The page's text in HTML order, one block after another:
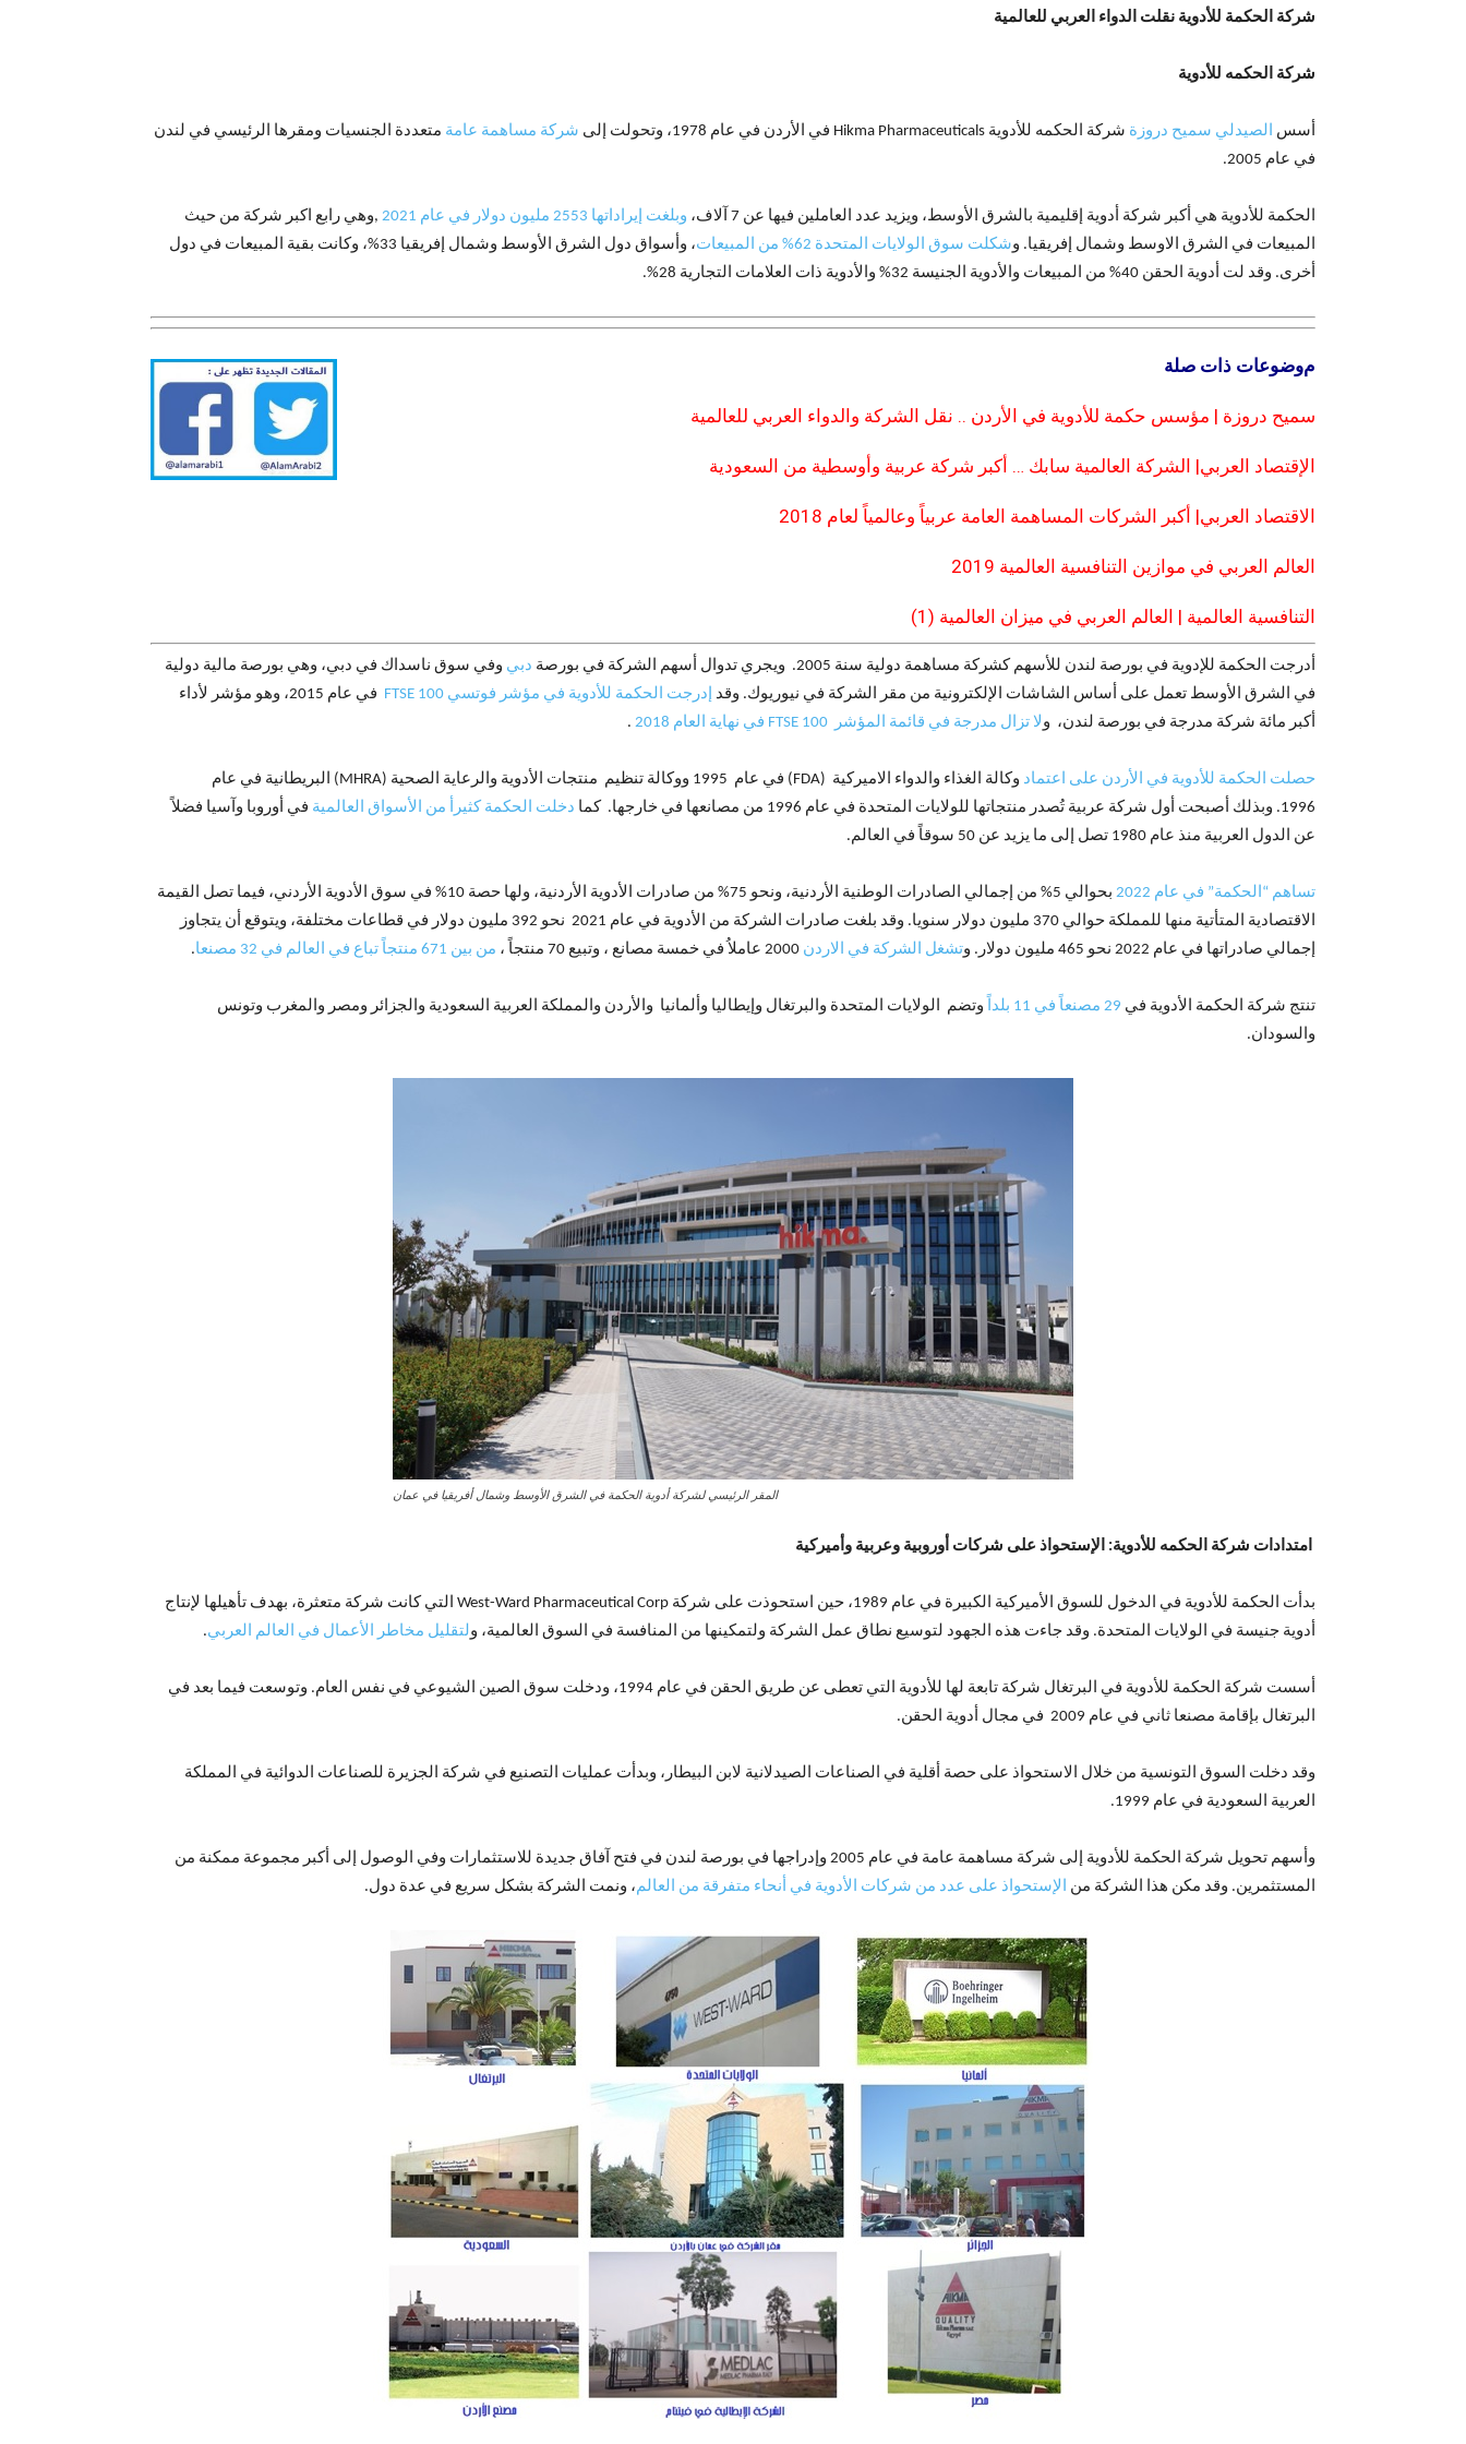
شركة الحكمة للأدوية نقلت الدواء العربي للعالمية
شركة الحكمه للأدوية
أسس الصيدلي سميح دروزة شركة الحكمه للأدوية Hikma Pharmaceuticals في الأردن في عام 1978، وتحولت إلى شركة مساهمة عامة متعددة الجنسيات ومقرها الرئيسي في لندن
في عام 2005.
الحكمة للأدوية هي أكبر شركة أدوية إقليمية بالشرق الأوسط، ويزيد عدد العاملين فيها عن 7 آلاف، وبلغت إيراداتها 2553 مليون دولار في عام 2021
,وهي رابع اكبر شركة من حيث
المبيعات في الشرق الاوسط وشمال إفريقيا. وشكلت سوق الولايات المتحدة 62% من المبيعات
، وأسواق دول الشرق الأوسط وشمال إفريقيا 33%، وكانت بقية المبيعات في دول
أخرى. وقد لت أدوية الحقن 40% من المبيعات والأدوية الجنيسة 32% والأدوية ذات العلامات التجارية 28%.
موضوعات ذات صلة
سميح دروزة | مؤسس حكمة للأدوية في الأردن .. نقل الشركة والدواء العربي للعالمية
الإقتصاد العربي| الشركة العالمية سابك … أكبر شركة عربية وأوسطية من السعودية
الاقتصاد العربي| أكبر الشركات المساهمة العامة عربياً وعالمياً لعام 2018
العالم العربي في موازين التنافسية العالمية 2019
التنافسية العالمية | العالم العربي في ميزان العالمية (1)
أدرجت الحكمة للإدوية في بورصة لندن للأسهم كشركة مساهمة دولية سنة 2005. ويجري تدوال أسهم الشركة في بورصة دبي وفي سوق ناسداك في دبي، وهي بورصة مالية دولية
في الشرق الأوسط تعمل على أساس الشاشات الإلكترونية من مقر الشركة في نيوريوك. وقد إدرجت الحكمة للأدوية في مؤشر فوتسي 100 FTSE
في عام 2015، وهو مؤشر لأداء
أكبر مائة شركة مدرجة في بورصة لندن، و لا تزال مدرجة في قائمة المؤشر 100 FTSE في نهاية العام 2018 .
حصلت الحكمة للأدوية في الأردن على اعتماد
وكالة الغذاء والدواء الاميركية (FDA) في عام 1995 ووكالة تنظيم منتجات الأدوية والرعاية الصحية (MHRA) البريطانية في عام
1996. وبذلك أصبحت أول شركة عربية تُصدر منتجاتها للولايات المتحدة في عام 1996 من مصانعها في خارجها. كما
دخلت الحكمة كثيرأ من الأسواق العالمية في أوروبا وآسيا فضلاً
عن الدول العربية منذ عام 1980 تصل إلى ما يزيد عن 50 سوقاً في العالم.
تساهم “الحكمة” في عام 2022
بحوالي 5% من إجمالي الصادرات الوطنية الأردنية، ونحو 75% من صادرات الأدوية الأردنية، ولها حصة 10% في سوق الأدوية الأردني، فيما تصل القيمة
الاقتصادية المتأتية منها للمملكة حوالي 370 مليون دولار سنويا. وقد بلغت صادرات الشركة من الأدوية في عام 2021 نحو 392 مليون دولار في قطاعات مختلفة، ويتوقع أن يتجاوز
إجمالي صادراتها في عام 2022 نحو 465 مليون دولار. و
تشغل الشركة في الاردن من بين 671 منتجاً تباع في العالم في 32 مصنعا .
تنتج شركة الحكمة الأدوية في
وتضم الولايات المتحدة والبرتغال وإيطاليا وألمانيا والأردن والمملكة العربية السعودية والجزائر ومصر والمغرب وتونس
والسودان.
المقر الرئيسي لشركة أدوية الحكمة في الشرق الأوسط وشمال أفريقيا في عمان
امتدادات شركة الحكمه للأدوية: الإستحواذ على شركات أوروبية وعربية وأميركية
بدأت الحكمة للأدوية في الدخول للسوق الأميركية الكبيرة في عام 1989، حين استحوذت على شركة West-Ward Pharmaceutical Corp التي كانت شركة متعثرة، بهدف تأهيلها لإنتاج
أدوية جنيسة في الولايات المتحدة. وقد جاءت هذه الجهود لتوسيع نطاق عمل الشركة ولتمكينها من المنافسة في السوق العالمية، ولتقليل مخاطر الأعمال في العالم العربي.
أسست شركة الحكمة للأدوية في البرتغال شركة تابعة لها للأدوية التي تعطى عن طريق الحقن في عام 1994، ودخلت سوق الصين الشيوعي في نفس العام. وتوسعت فيما بعد في
البرتغال بإقامة مصنعا ثاني في عام 2009 في مجال أدوية الحقن.
وقد دخلت السوق التونسية من خلال الاستحواذ على حصة أقلية في الصناعات الصيدلانية لابن البيطار، وبدأت عمليات التصنيع في شركة الجزيرة للصناعات الدوائية في المملكة
العربية السعودية في عام 1999.
وأسهم تحويل شركة الحكمة للأدوية إلى شركة مساهمة عامة في عام 2005 وإدراجها في بورصة لندن في فتح آفاق جديدة للاستثمارات وفي الوصول إلى أكبر مجموعة ممكنة من
المستثمرين. وقد مكن هذا الشركة من الإستحواذ على عدد من شركات الأدوية في أنحاء متفرقة من العالم، ونمت الشركة بشكل سريع في عدة دول.